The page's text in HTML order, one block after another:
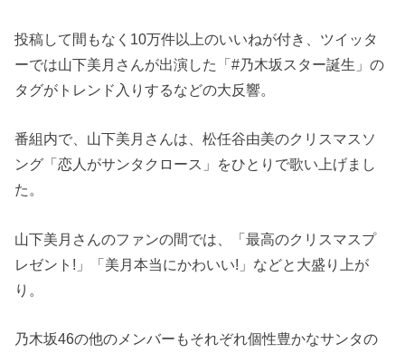
投稿して間もなく10万件以上のいいねが付き、ツイッタ
ーでは山下美月さんが出演した「#乃木坂スター誕生」の
タグがトレンド入りするなどの大反響。
番組内で、山下美月さんは、松任谷由美のクリスマスソ
ング「恋人がサンタクロース」をひとりで歌い上げまし
た。
山下美月さんのファンの間では、「最高のクリスマスプ
レゼント!」「美月本当にかわいい!」などと大盛り上が
り。
乃木坂46の他のメンバーもそれぞれ個性豊かなサンタの